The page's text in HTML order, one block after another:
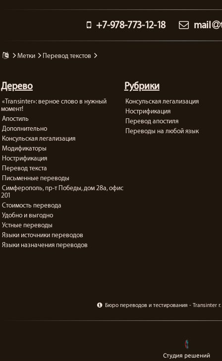
+7-978-773-12-18 mail
метки перевод текстов
Дерево
«Transinter»: верное слово в нужный
момент!
Апостиль
Дополнительно
Консульская легализация
Модификаторы
Нострификация
Перевод текста
Письменные переводы
Симферополь, пр-т Победы, дом 28а, офис
201
Стоимость перевода
Удобно и выгодно
Устные переводы
Языки источники переводов
Языки назначения переводов
Рубрики
Консульская легализация
Нострификация
Перевод апостиля
Переводы на любой язык
Бюро переводов и тестирования - Transinter
Студия решений